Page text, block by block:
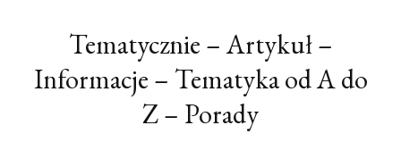
Tematycznie – Artykuł –
Informacje – Tematyka od A do
Z – Porady